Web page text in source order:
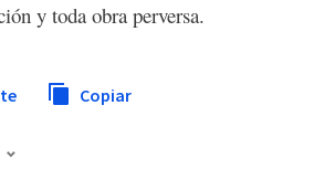
y toda obra perversa.
Copiar